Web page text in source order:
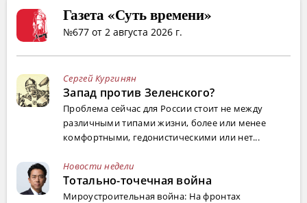
Газета «Суть времени»
№677 от 2 августа 2026 г.
Сергей Кургинян
Запад против Зеленского?
Проблема сейчас для России стоит не между
различными типами жизни, более или менее
комфортными, гедонистическими или нет...
Новости недели
Тотально-точечная война
Мироустроительная война: На фронтах